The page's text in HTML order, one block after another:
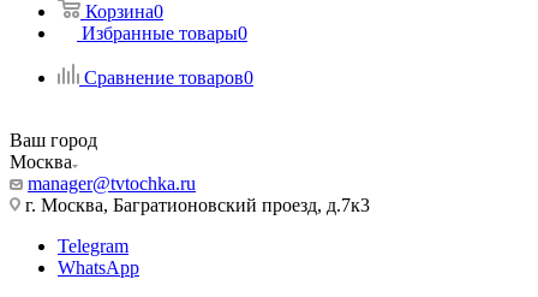
Корзина0
Избранные товары0
Сравнение товаров0
Ваш город
Москва
manager@tvtochka.ru
г. Москва, Багратионовский проезд, д.7к3
Telegram
WhatsApp